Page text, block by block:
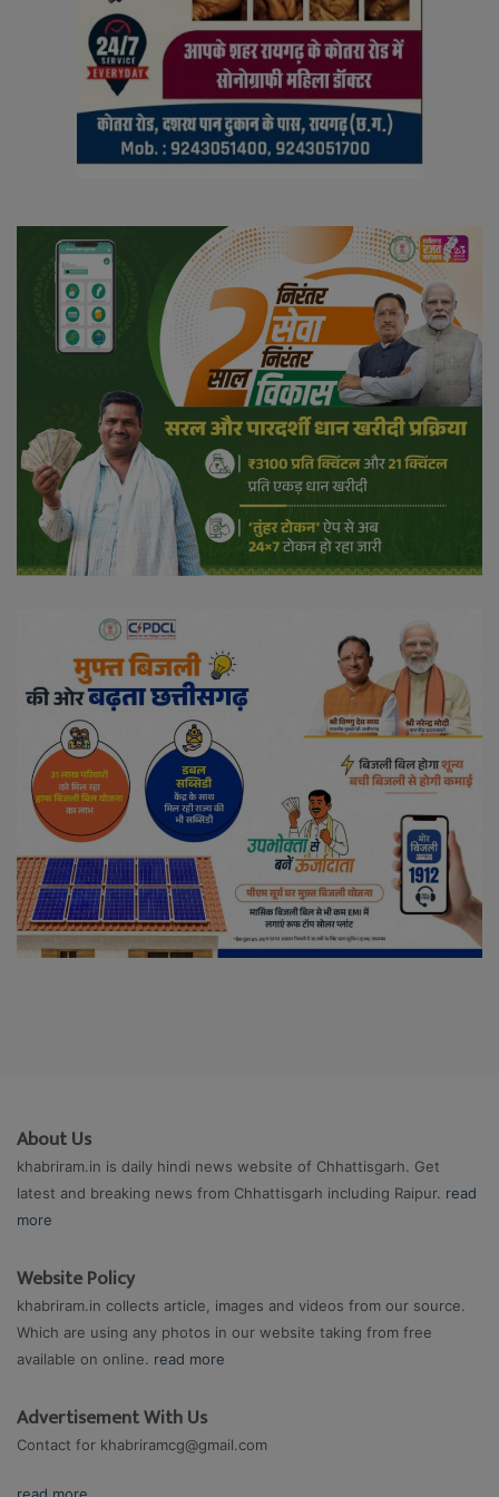
About Us
khabriram.in is daily hindi news website of Chhattisgarh. Get
latest and breaking news from Chhattisgarh including Raipur. read
more
Website Policy
khabriram.in collects article, images and videos from our source.
Which are using any photos in our website taking from free
available on online. read more
Advertisement With Us
Contact for khabriramcg@gmail.com